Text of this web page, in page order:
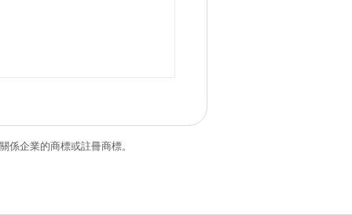
企業的商標或註冊商標。